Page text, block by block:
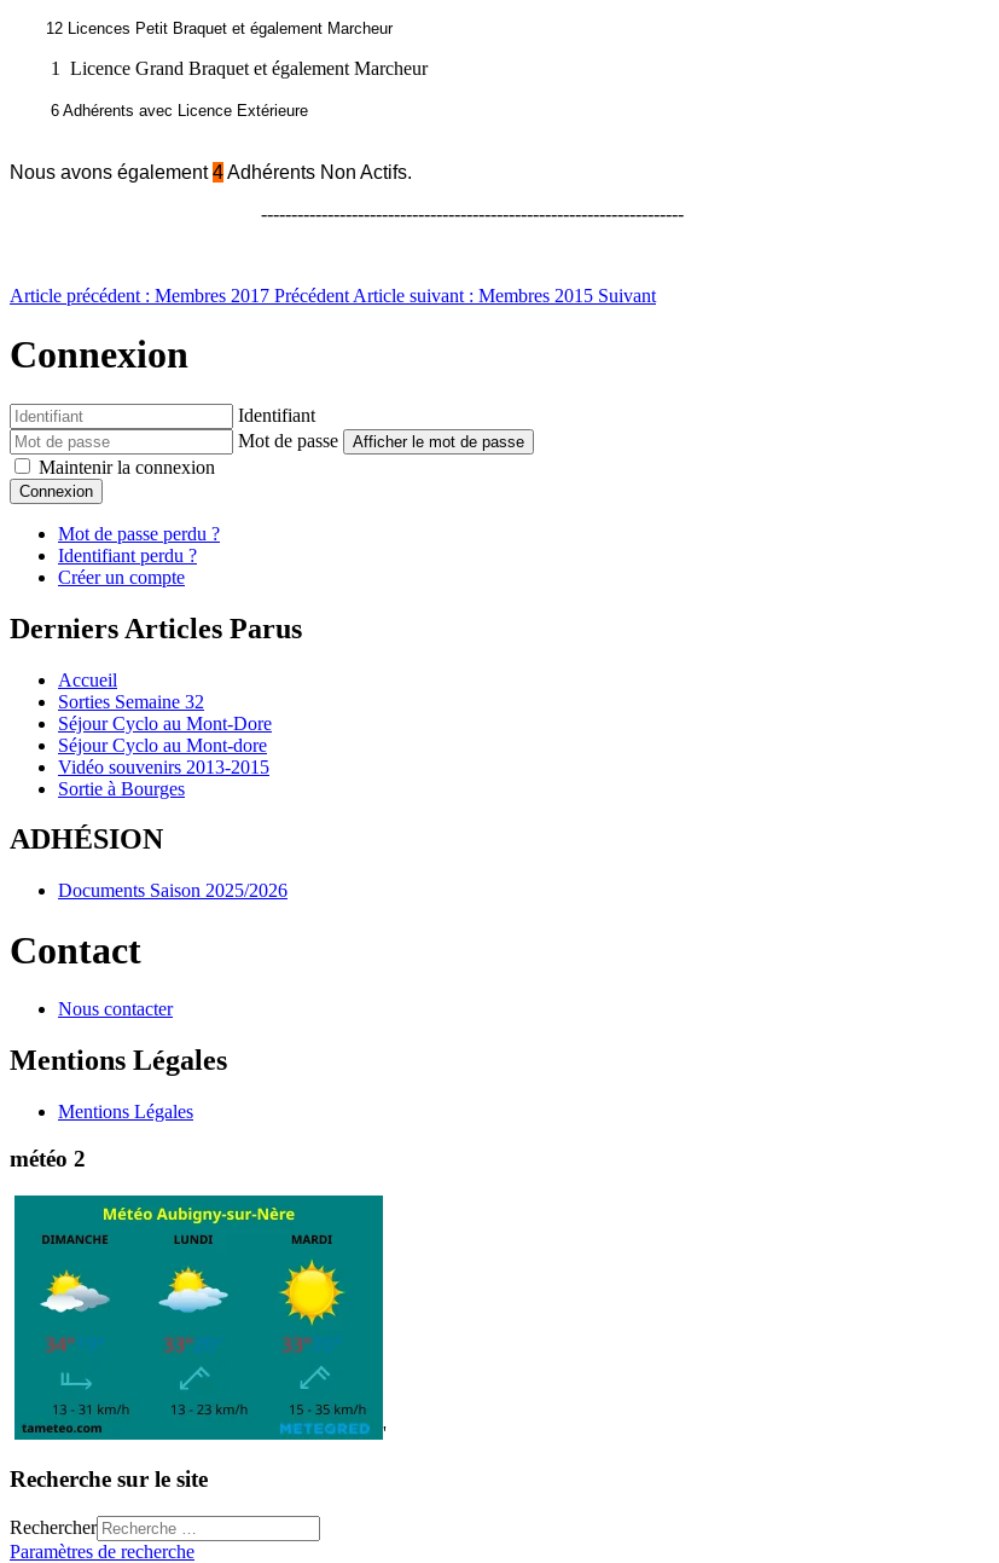
12 Licences Petit Braquet et également Marcheur
1 Licence Grand Braquet et également Marcheur
6 Adhérents avec Licence Extérieure
Nous avons également4Adhérents Non Actifs.
----------------------------------------------------------------------
Article précédent : Membres 2017 Précédent Article suivant : Membres 2015 Suivant
Connexion
Identifiant
Mot de passe
Afficher le mot de passe
Maintenir la connexion
Connexion
Mot de passe perdu ?
Identifiant perdu ?
Créer un compte
Derniers Articles Parus
Accueil
Sorties Semaine 32
Séjour Cyclo au Mont-Dore
Séjour Cyclo au Mont-dore
Vidéo souvenirs 2013-2015
Sortie à Bourges
ADHÉSION
Documents Saison 2025/2026
Contact
Nous contacter
Mentions Légales
Mentions Légales
météo 2
'
Recherche sur le site
Rechercher
Paramètres de recherche